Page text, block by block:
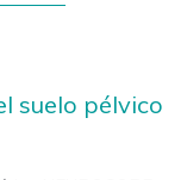
suelo pélvico